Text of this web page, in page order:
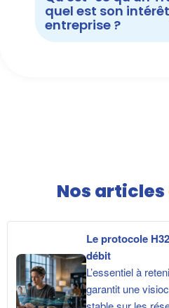
quel est son
entreprise ?
Nos articles
Le protocole
débit
L’essentiel à
garantit une